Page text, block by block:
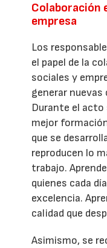
Colaboración
empresa
Los
el papel de la
sociales y
generar nuevas
Durante el acto
mejor
que se
reproducen lo
trabajo.
quienes cada
excelencia.
calidad que
Asimismo, se